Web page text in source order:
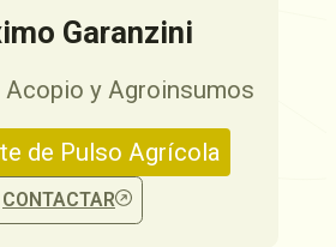
Garanzini
Acopio y Agroinsumos
de Pulso Agrícola
CONTACTAR